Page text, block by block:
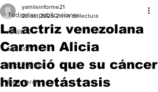
Todas las publicaciones
Análisis
Opinión
Información
De interés
La actriz venezolana
Carmen Alicia
anunció que su cáncer
hizo metástasis
yamileinforme21
28 oct 2025 2 min de lectura